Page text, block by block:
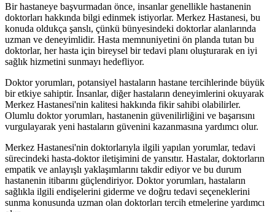
Bir hastaneye başvurmadan önce, insanlar genellikle hastanenin
doktorları hakkında bilgi edinmek istiyorlar. Merkez Hastanesi, bu
konuda oldukça şanslı, çünkü bünyesindeki doktorlar alanlarında
uzman ve deneyimlidir. Hasta memnuniyetini ön planda tutan bu
doktorlar, her hasta için bireysel bir tedavi planı oluşturarak en iyi
sağlık hizmetini sunmayı hedefliyor.
Doktor yorumları, potansiyel hastaların hastane tercihlerinde büyük
bir etkiye sahiptir. İnsanlar, diğer hastaların deneyimlerini okuyarak
Merkez Hastanesi'nin kalitesi hakkında fikir sahibi olabilirler.
Olumlu doktor yorumları, hastanenin güvenilirliğini ve başarısını
vurgulayarak yeni hastaların güvenini kazanmasına yardımcı olur.
Merkez Hastanesi'nin doktorlarıyla ilgili yapılan yorumlar, tedavi
sürecindeki hasta-doktor iletişimini de yansıtır. Hastalar, doktorların
empatik ve anlayışlı yaklaşımlarını takdir ediyor ve bu durum
hastanenin itibarını güçlendiriyor. Doktor yorumları, hastaların
sağlıkla ilgili endişelerini giderme ve doğru tedavi seçeneklerini
sunma konusunda uzman olan doktorları tercih etmelerine yardımcı